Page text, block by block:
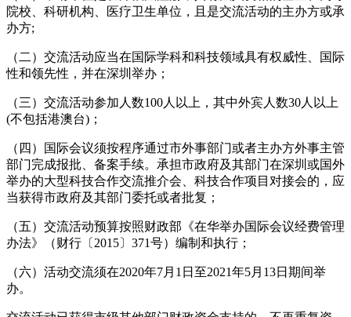
院校、科研机构、医疗卫生单位，且是交流活动的主办方或承
办方;
（二）交流活动应当在国际学科和科技领域具有权威性、国际
性和领先性，并在深圳举办；
（三）交流活动参加人数100人以上，其中外宾人数30人以上
(不包括港澳台)；
（四）国际会议须按程序通过市外事部门或者主办方外事主管
部门完成报批 备案手续。 承担市政府及其部门在深圳或国外
举办的大型科技合作交流推介会、科技合作项目对接会的，应
当获得市政府及其部门委托或者批复 ；
（五）交流活动预算按照财政部《在华举办国际会议经费管理
办法》（财行〔2015〕371号）编制和执行 ；
（六） 活动交流须在2020年7月1日至2021年5月 13日期间举
办。